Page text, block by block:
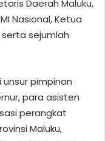
Daerah Maluku,
Nasional, Ketua
serta sejumlah
pimpinan
para asisten
perangkat
Maluku,